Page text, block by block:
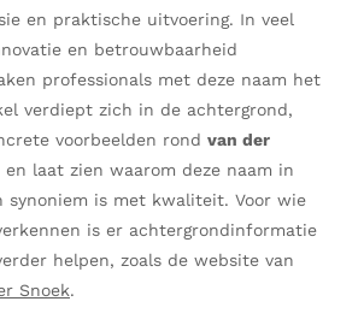
en praktische uitvoering. In veel
en betrouwbaarheid
professionals met deze naam het
verdiept zich in de achtergrond,
voorbeelden rond van der
laat zien waarom deze naam in
synoniem is met kwaliteit. Voor wie
is er achtergrondinformatie
helpen, zoals de website van
Snoek.